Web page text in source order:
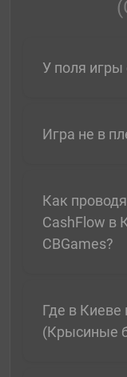
У поля игры
Игра не в
Как
CashFlow в
CBGames?
Где в Киеве
(Крысиные